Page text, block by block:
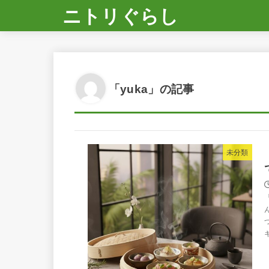
ニトリぐらし
「yuka」の記事
未分類